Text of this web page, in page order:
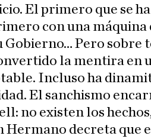
El primero que se
con una
Gobierno… Pero sobre
la mentira en
Incluso ha
El sanchismo
no existen los
Hermano decreta que